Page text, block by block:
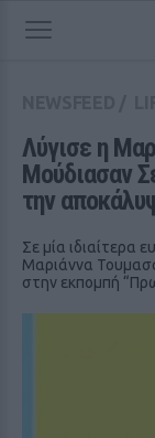
Λύγισε η
Μούδιασαν
την
Σε μία ιδιαίτερα
Μαριάννα
στην εκπομπή